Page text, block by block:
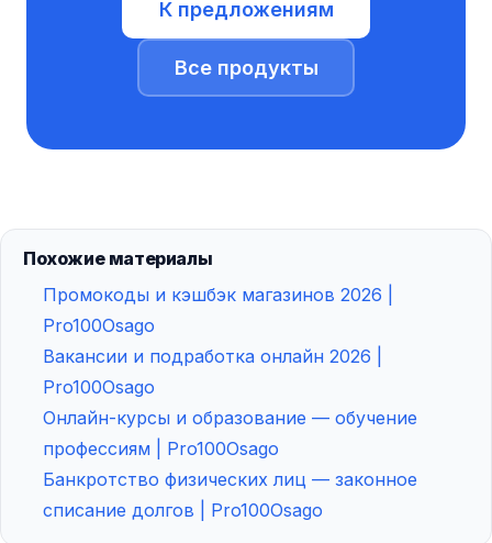
К предложениям
Все продукты
Похожие материалы
Промокоды и кэшбэк магазинов 2026 |
Pro100Osago
Вакансии и подработка онлайн 2026 |
Pro100Osago
Онлайн-курсы и образование — обучение
профессиям | Pro100Osago
Банкротство физических лиц — законное
списание долгов | Pro100Osago